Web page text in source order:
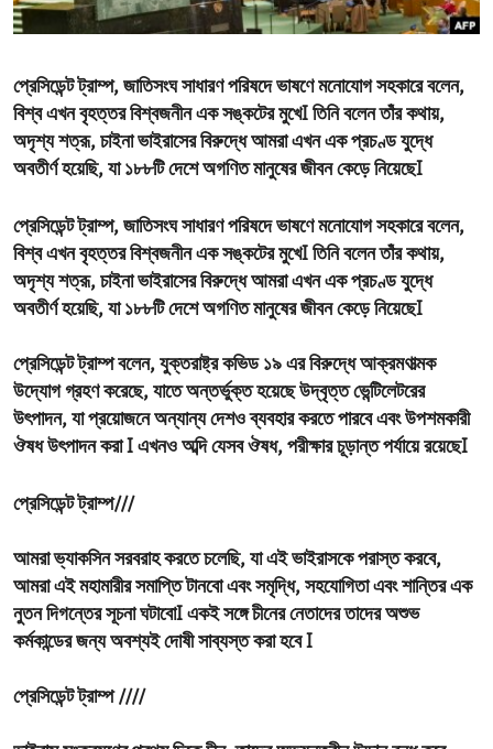
ENVIRONMENT AND HEALTH
প্রেসিডেন্ট ট্রাম্প, জাতিসংঘ সাধারণ পরিষদে ভাষণে মনোযোগ সহকারে বলেন,
বিশ্ব এখন বৃহত্তর বিশ্বজনীন এক সঙ্কটের মুখেI তিনি বলেন তাঁর কথায়,
অদৃশ্য শত্রূ, চাইনা ভাইরাসের বিরুদ্ধে আমরা এখন এক প্রচণ্ড যুদ্ধে
অবতীর্ণ হয়েছি, যা ১৮৮টি দেশে অগণিত মানুষের জীবন কেড়ে নিয়েছেI
প্রেসিডেন্ট ট্রাম্প, জাতিসংঘ সাধারণ পরিষদে ভাষণে মনোযোগ সহকারে বলেন,
বিশ্ব এখন বৃহত্তর বিশ্বজনীন এক সঙ্কটের মুখেI তিনি বলেন তাঁর কথায়,
অদৃশ্য শত্রূ, চাইনা ভাইরাসের বিরুদ্ধে আমরা এখন এক প্রচণ্ড যুদ্ধে
অবতীর্ণ হয়েছি, যা ১৮৮টি দেশে অগণিত মানুষের জীবন কেড়ে নিয়েছেI
প্রেসিডেন্ট ট্রাম্প বলেন, যুক্তরাষ্ট্র কভিড ১৯ এর বিরুদ্ধে আক্রমণাত্মক
উদ্যোগ গ্রহণ করেছে, যাতে অন্তর্ভুক্ত হয়েছে উদ্বৃত্ত ভেন্টিলেটরের
উৎপাদন, যা প্রয়োজনে অন্যান্য দেশও ব্যবহার করতে পারবে এবং উপশমকারী
ঔষধ উৎপাদন করা I এখন‌ও অব্দি যেসব ঔষধ, পরীক্ষার চূড়ান্ত পর্যায়ে রয়েছেI
প্রেসিডেন্ট ট্রাম্প///
আমরা ভ্যাকসিন সরবরাহ করতে চলেছি, যা এই ভাইরাসকে পরাস্ত করবে,
আমরা এই মহামারীর সমাপ্তি টানবো এবং সমৃদ্ধি, সহযোগিতা এবং শান্তির এক
নুতন দিগন্তের সূচনা ঘটাবোI একই সঙ্গে চীনের নেতাদের তাদের অশুভ
কর্মকান্ডের জন্য অবশ্যই দোষী সাব্যস্ত করা হবে I
প্রেসিডেন্ট ট্রাম্প ////